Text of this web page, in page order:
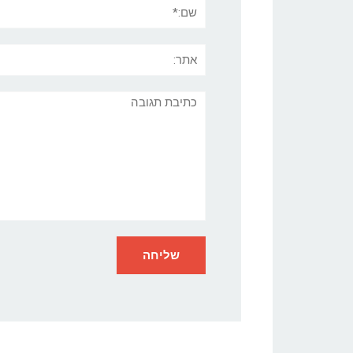
תגובה